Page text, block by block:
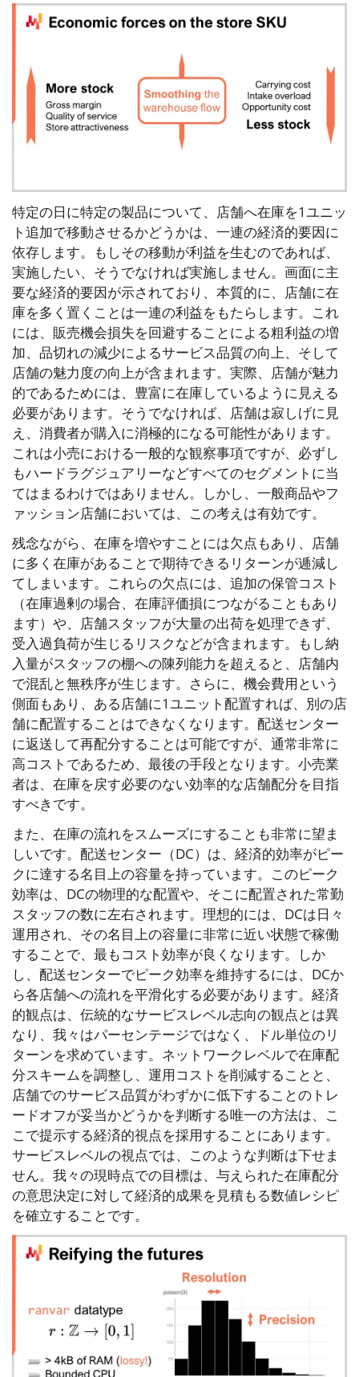
特定の日に特定の製品について、店舗へ在庫を1ユニッ
ト追加で移動させるかどうかは、一連の経済的要因に
依存します。もしその移動が利益を生むのであれば、
実施したい、そうでなければ実施しません。画面に主
要な経済的要因が示されており、本質的に、店舗に在
庫を多く置くことは一連の利益をもたらします。これ
には、販売機会損失を回避することによる粗利益の増
加、品切れの減少によるサービス品質の向上、そして
店舗の魅力度の向上が含まれます。実際、店舗が魅力
的であるためには、豊富に在庫しているように見える
必要があります。そうでなければ、店舗は寂しげに見
え、消費者が購入に消極的になる可能性があります。
これは小売における一般的な観察事項ですが、必ずし
もハードラグジュアリーなどすべてのセグメントに当
てはまるわけではありません。しかし、一般商品やフ
ァッション店舗においては、この考えは有効です。
残念ながら、在庫を増やすことには欠点もあり、店舗
に多く在庫があることで期待できるリターンが逓減し
てしまいます。これらの欠点には、追加の保管コスト
（在庫過剰の場合、在庫評価損につながることもあり
ます）や、店舗スタッフが大量の出荷を処理できず、
受入過負荷が生じるリスクなどが含まれます。もし納
入量がスタッフの棚への陳列能力を超えると、店舗内
で混乱と無秩序が生じます。さらに、機会費用という
側面もあり、ある店舗に1ユニット配置すれば、別の店
舗に配置することはできなくなります。配送センター
に返送して再配分することは可能ですが、通常非常に
高コストであるため、最後の手段となります。小売業
者は、在庫を戻す必要のない効率的な店舗配分を目指
すべきです。
また、在庫の流れをスムーズにすることも非常に望ま
しいです。配送センター（DC）は、経済的効率がピー
クに達する名目上の容量を持っています。このピーク
効率は、DCの物理的な配置や、そこに配置された常勤
スタッフの数に左右されます。理想的には、DCは日々
運用され、その名目上の容量に非常に近い状態で稼働
することで、最もコスト効率が良くなります。しか
し、配送センターでピーク効率を維持するには、DCか
ら各店舗への流れを平滑化する必要があります。経済
的観点は、伝統的なサービスレベル志向の観点とは異
なり、我々はパーセンテージではなく、ドル単位のリ
ターンを求めています。ネットワークレベルで在庫配
分スキームを調整し、運用コストを削減することと、
店舗でのサービス品質がわずかに低下することのトレ
ードオフが妥当かどうかを判断する唯一の方法は、こ
こで提示する経済的視点を採用することにあります。
サービスレベルの視点では、このような判断は下せま
せん。我々の現時点での目標は、与えられた在庫配分
の意思決定に対して経済的成果を見積もる数値レシピ
を確立することです。